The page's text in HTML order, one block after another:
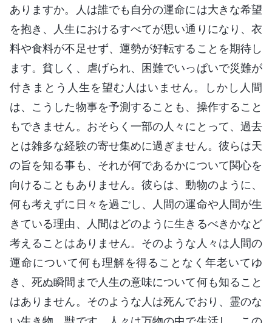
ありますか。人は誰でも自分の運命には大きな希望
を抱き、人生におけるすべてが思い通りになり、衣
料や食料が不足せず、運勢が好転することを期待し
ます。貧しく、虐げられ、困難でいっぱいで災難が
付きまとう人生を望む人はいません。しかし人間
は、こうした物事を予測することも、操作すること
もできません。おそらく一部の人々にとって、過去
とは雑多な経験の寄せ集めに過ぎません。彼らは天
の旨を知る事も、それが何であるかについて関心を
向けることもありません。彼らは、動物のように、
何も考えずに日々を過ごし、人間の運命や人間が生
きている理由、人間はどのように生きるべきかなど
考えることはありません。そのような人々は人間の
運命について何も理解を得ることなく年老いてゆ
き、死ぬ瞬間まで人生の意味について何も知ること
はありません。そのような人は死んでおり、霊のな